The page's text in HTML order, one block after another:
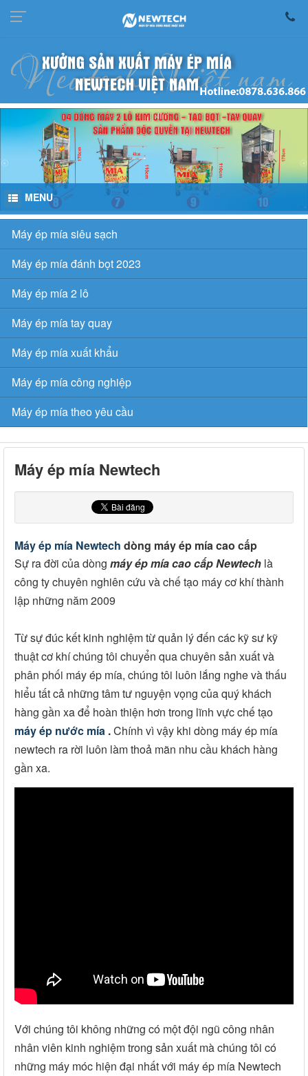
MENU
Máy ép mía siêu sạch
Máy ép mía đánh bọt 2023
Máy ép mía 2 lô
Máy ép mía tay quay
Máy ép mía xuất khẩu
Máy ép mía công nghiệp
Máy ép mía theo yêu cầu
Máy ép mía Newtech
Máy ép mía Newtech dòng máy ép mía cao cấp
Sự ra đời của dòng máy ép mía cao cấp Newtech là
công ty chuyên nghiên cứu và chế tạo máy cơ khí thành
lập những năm 2009
Từ sự đúc kết kinh nghiệm từ quản lý đến các kỹ sư kỹ
thuật cơ khí chúng tôi chuyển qua chuyên sản xuất và
phân phối máy ép mía, chúng tôi luôn lắng nghe và thấu
hiểu tất cả những tâm tư nguyện vọng của quý khách
hàng gần xa để hoàn thiện hơn trong lĩnh vực chế tạo
máy ép nước mía .Chính vì vậy khi dòng máy ép mía
newtech ra rời luôn làm thoả mãn nhu cầu khách hàng
gần xa.
Với chúng tôi không những có một đội ngũ công nhân
nhân viên kinh nghiệm trong sản xuất mà chúng tôi có
những máy móc hiện đại nhất với máy ép mía Newtech